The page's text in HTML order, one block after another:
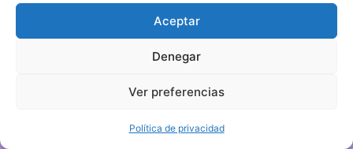
Aceptar
Denegar
Ver preferencias
Política de privacidad